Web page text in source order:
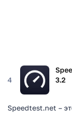
4
3.2
Speedtest.net –